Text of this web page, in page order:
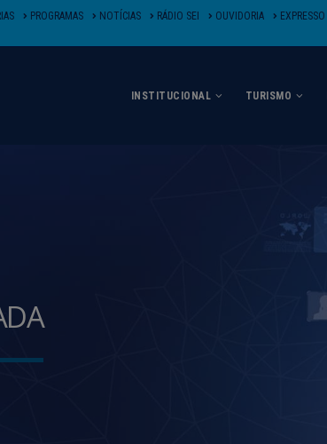
PROGRAMAS NOTÍCIAS RÁDIO SEI OUVIDORIA
INSTITUCIONAL TURISMO